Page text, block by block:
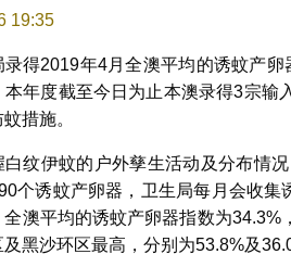
19:35
录得2019年4月全澳平均的诱蚊产
本年度截至今日为止本澳录得3宗输
措施。
白纹伊蚊的户外孳生活动及分布情
个诱蚊产卵器，卫生局每月会收
全澳平均的诱蚊产卵器指数为
黑沙环区最高，分别为53.8%及